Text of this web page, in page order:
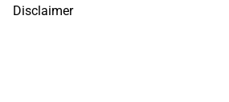
Disclaimer